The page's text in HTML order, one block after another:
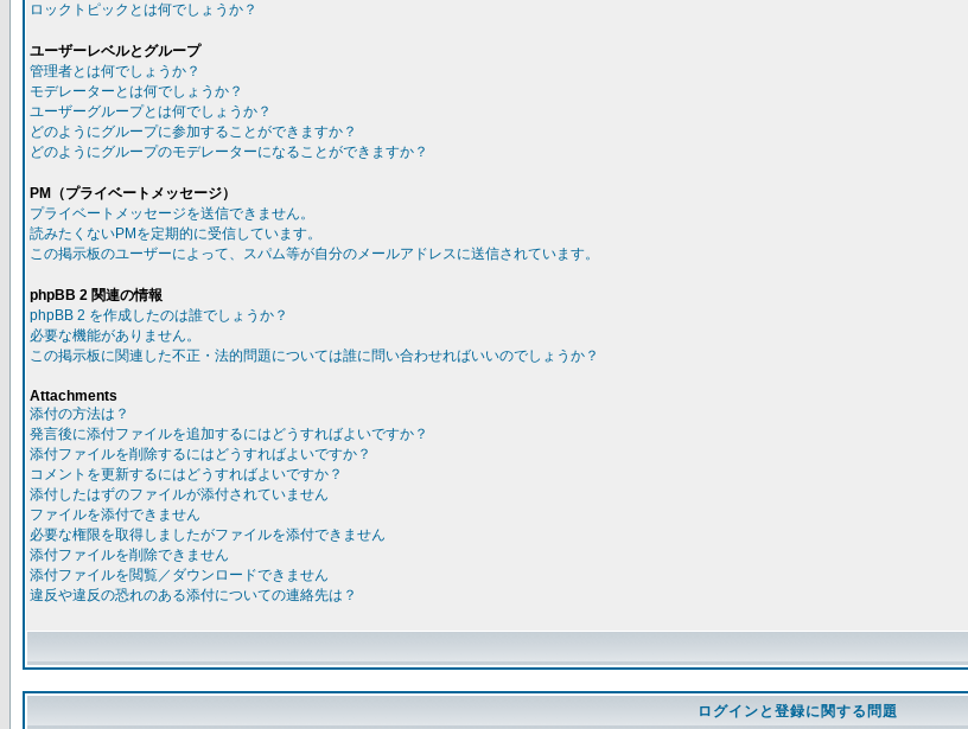
ロックトピックとは何でしょうか？
ユーザーレベルとグループ
管理者とは何でしょうか？
モデレーターとは何でしょうか？
ユーザーグループとは何でしょうか？
どのようにグループに参加することができますか？
どのようにグループのモデレーターになることができますか？
PM（プライベートメッセージ）
プライベートメッセージを送信できません。
読みたくないPMを定期的に受信しています。
この掲示板のユーザーによって、スパム等が自分のメールアドレスに送信されています。
phpBB 2 関連の情報
phpBB 2 を作成したのは誰でしょうか？
必要な機能がありません。
この掲示板に関連した不正・法的問題については誰に問い合わせればいいのでしょうか？
Attachments
添付の方法は？
発言後に添付ファイルを追加するにはどうすればよいですか？
添付ファイルを削除するにはどうすればよいですか？
コメントを更新するにはどうすればよいですか？
添付したはずのファイルが添付されていません
ファイルを添付できません
必要な権限を取得しましたがファイルを添付できません
添付ファイルを削除できません
添付ファイルを閲覧／ダウンロードできません
違反や違反の恐れのある添付についての連絡先は？
ログインと登録に関する問題